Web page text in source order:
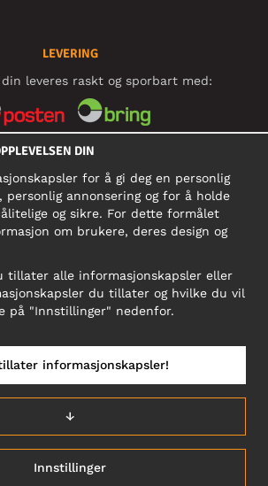
LEVERING
leveres raskt og sporbart med:
SOSIALE MEDIER
BEDRIFT
911 891 581 MVA
adressen til å sende produkter i retur!
NORGE/NORSK
DIN
for å gi deg en personlig
personlig annonsering og for å holde
og sikre. For dette formålet
om brukere, deres design og
tillater alle informasjonskapsler eller
du tillater og hvilke du vil
på "Innstillinger" nedenfor.
Innstillinger
↓
informasjonskapsler!